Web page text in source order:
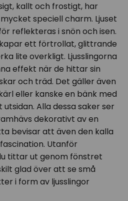
kallt och frostigt, har
speciell charm. Ljuset
reflekteras i snön och isen.
ett förtrollat, glittrande
lite overkligt. Ljusslingorna
effekt när de hittar sin
och träd. Det gäller även
eller kanske en bänk med
utsidan. Alla dessa saker ser
dekorativt av en
bevisar att även den kalla
Utanför
tittar ut genom fönstret
glad över att se små
i form av ljusslingor